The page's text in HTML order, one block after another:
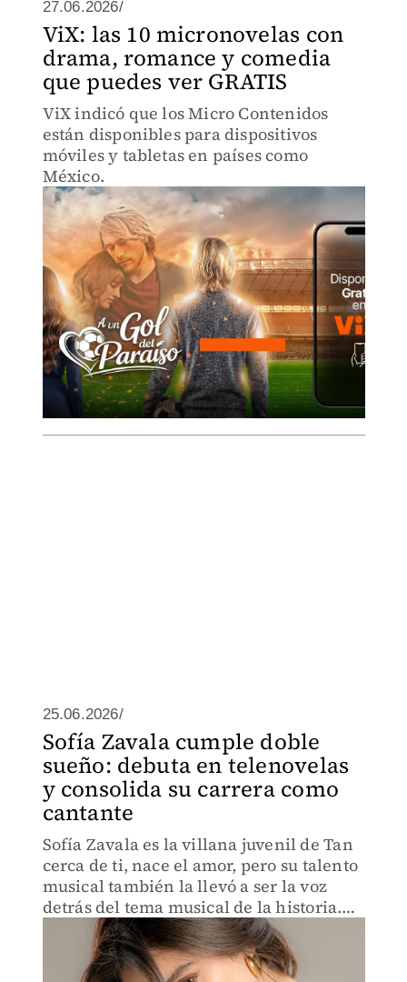
27.06.2026/
ViX: las 10 micronovelas con
drama, romance y comedia
que puedes ver GRATIS
ViX indicó que los Micro Contenidos
están disponibles para dispositivos
móviles y tabletas en países como
México.
25.06.2026/
Sofía Zavala cumple doble
sueño: debuta en telenovelas
y consolida su carrera como
cantante
Sofía Zavala es la villana juvenil de Tan
cerca de ti, nace el amor, pero su talento
musical también la llevó a ser la voz
detrás del tema musical de la historia.
Con “De Cero a Cien”, la actriz y
cantautora une sus dos pasiones en un
mismo proyecto.